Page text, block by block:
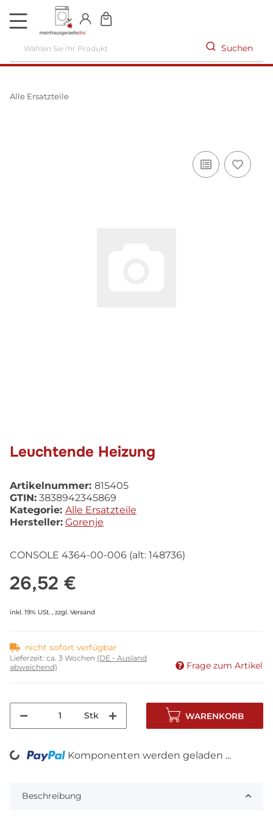
DE
Suchen
Alle Ersatzteile
Leuchtende Heizung
Artikelnummer: 815405
GTIN: 3838942345869
Kategorie: Alle Ersatzteile
Hersteller: Gorenje
CONSOLE 4364-00-006 (alt: 148736)
26,52 €
inkl. 19% USt. , zzgl. Versand
nicht sofort verfügbar
Lieferzeit: ca. 3 Wochen (DE - Ausland
abweichend)
Frage zum Artikel
Stk WARENKORB
Loading... Komponenten werden geladen ...
Beschreibung